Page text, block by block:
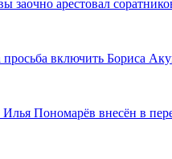
заочно арестовал
включить Бориса
Пономарёв внесён в